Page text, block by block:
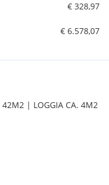
€ 328,97
€ 6.578,07
| LOGGIA CA. 4M2